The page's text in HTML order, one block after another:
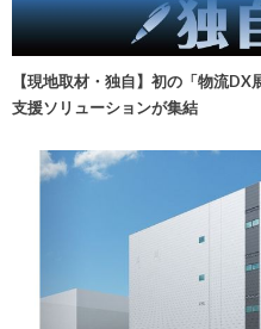
【現地取材・独自】初の「物流
支援ソリューションが集結